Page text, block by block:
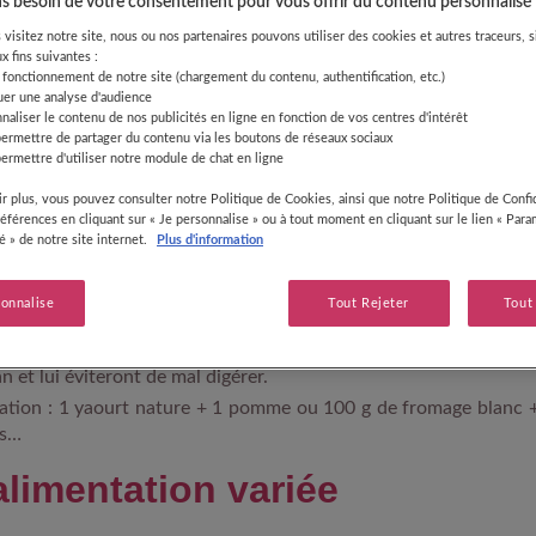
légèrement le
la grossesse
pour deux ni deux fois plus ! Le plus important est surtout
l'organisme et à bébé, tous les nutriments dont vous avez
équilibrées par jour sauront combler les besoins
et lui éviteront de mal digérer.
: 1 yaourt nature + 1 pomme ou 100 g de fromage blanc
variée
visitez notre site, nous ou nos partenaires pouvons utiliser des cookies et autres traceurs,
fins suivantes :
de notre site (chargement du contenu, authentification, etc.)
une analyse d'audience
le contenu de nos publicités en ligne en fonction de vos centres d'intérêt
de partager du contenu via les boutons de réseaux sociaux
d'utiliser notre module de chat en ligne
plus, vous pouvez consulter notre Politique de Cookies, ainsi que notre Politique de
en cliquant sur « Je personnalise » ou à tout moment en cliquant sur le lien «
» de notre site internet.
Plus d'information
Tout Rejeter Tout